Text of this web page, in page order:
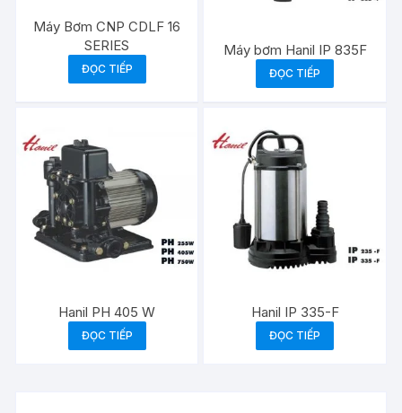
Máy Bơm CNP CDLF 16
SERIES
ĐỌC TIẾP
Máy bơm Hanil IP 835F
ĐỌC TIẾP
Hanil PH 405 W
ĐỌC TIẾP
Hanil IP 335-F
ĐỌC TIẾP